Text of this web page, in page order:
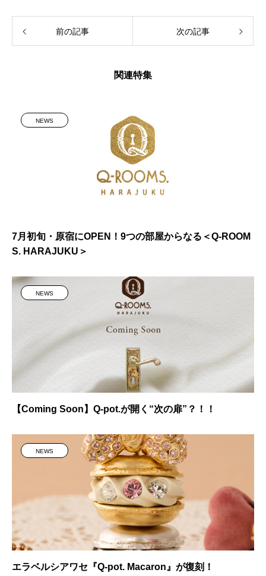
前の記事 次の記事
関連特集
NEWS
7月初旬・原宿にOPEN！9つの部屋からなる＜Q-ROOM
S. HARAJUKU＞
NEWS
【Coming Soon】Q-pot.が開く“次の扉”？！！
NEWS
エラベルシアワセ『Q-pot. Macaron』が復刻！